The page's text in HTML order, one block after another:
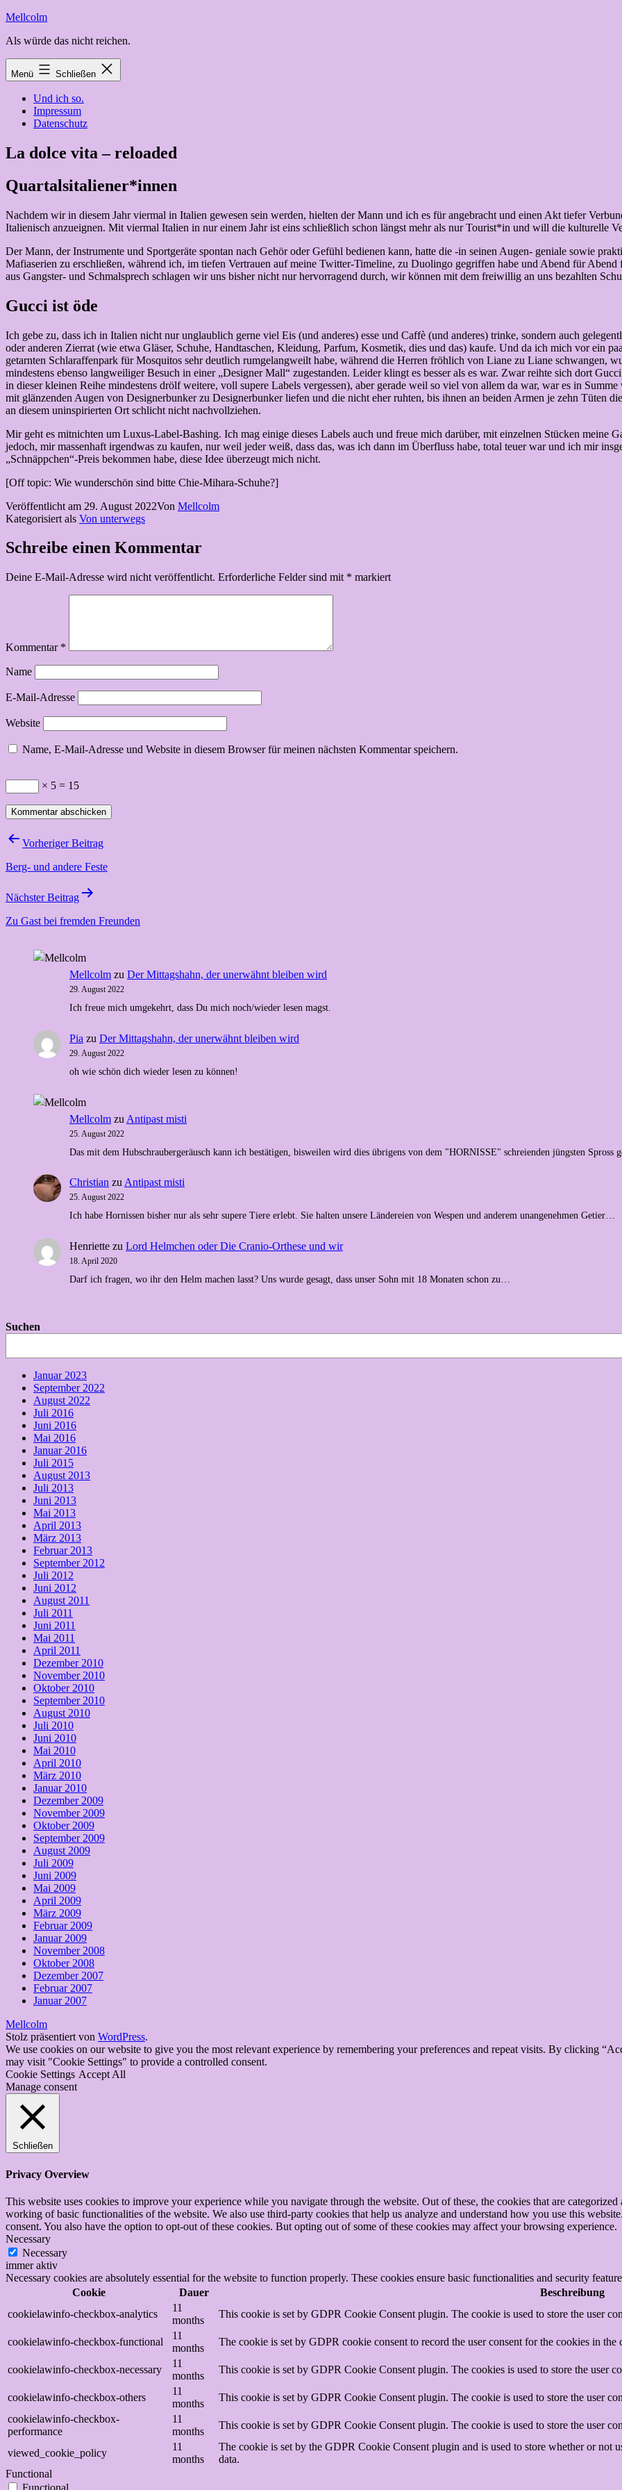
Zum
springen
Mellcolm
Als würde das nicht reichen.
Menü Schließen
Und ich so.
Impressum
Datenschutz
La dolce vita – reloaded
Quartalsitaliener*innen
Nachdem wir in diesem Jahr viermal in Italien gewesen sein werden, hielten der Mann und ich es für angebracht und einen Akt tiefer
Italienisch anzueignen. Mit viermal Italien in nur einem Jahr ist eins schließlich schon längst mehr als nur Tourist*in und will die kulturelle
Der Mann, der Instrumente und Sportgeräte spontan nach Gehör oder Gefühl bedienen kann, hatte die -in seinen Augen- geniale sowie
Mafiaserien zu erschließen, während ich, im tiefen Vertrauen auf meine Twitter-Timeline, zu Duolingo gegriffen habe und Abend für
aus Gangster- und Schmalsprech schlagen wir uns bisher nicht nur hervorragend durch, wir können mit dem freiwillig an uns bezahlten
Gucci ist öde
Ich gebe zu, dass ich in Italien nicht nur unglaublich gerne viel Eis (und anderes) esse und Caffè (und anderes) trinke, sondern auch
oder anderen Zierrat (wie etwa Gläser, Schuhe, Handtaschen, Kleidung, Parfum, Kosmetik, dies und das) kaufe. Und da ich mich vor ein
getarnten Schlaraffenpark für Mosquitos sehr deutlich rumgelangweilt habe, während die Herren fröhlich von Liane zu Liane schwangen,
mindestens ebenso langweiliger Besuch in einer „Designer Mall“ zugestanden. Leider klingt es besser als es war. Zwar reihte sich dort
in dieser kleinen Reihe mindestens drölf weitere, voll supere Labels vergessen), aber gerade weil so viel von allem da war, war es in
mit glänzenden Augen von Designerbunker zu Designerbunker liefen und die nicht eher ruhten, bis ihnen an beiden Armen je zehn Tüten
an diesem uninspirierten Ort schlicht nicht nachvollziehen.
Mir geht es mitnichten um Luxus-Label-Bashing. Ich mag einige dieses Labels auch und freue mich darüber, mit einzelnen Stücken meine
jedoch, mir massenhaft irgendwas zu kaufen, nur weil jeder weiß, dass das, was ich dann im Überfluss habe, total teuer war und ich mir
„Schnäppchen“-Preis bekommen habe, diese Idee überzeugt mich nicht.
[Off topic: Wie wunderschön sind bitte Chie-Mihara-Schuhe?]
Veröffentlicht am 29. August 2022Von Mellcolm
Kategorisiert als Von unterwegs
Schreibe einen Kommentar
Deine E-Mail-Adresse wird nicht veröffentlicht. Erforderliche Felder sind mit * markiert
Kommentar *
Name
E-Mail-Adresse
Website
Name, E-Mail-Adresse und Website in diesem Browser für meinen nächsten Kommentar speichern.
× 5 = 15
Beitragsnavigation
Vorheriger Beitrag
Berg- und andere Feste
Nächster Beitrag
Zu Gast bei fremden Freunden
Mellcolm zu Der Mittagshahn, der unerwähnt bleiben wird
29. August 2022
Ich freue mich umgekehrt, dass Du mich noch/wieder lesen magst.
Pia zu Der Mittagshahn, der unerwähnt bleiben wird
29. August 2022
oh wie schön dich wieder lesen zu können!
Mellcolm zu Antipast misti
25. August 2022
Das mit dem Hubschraubergeräusch kann ich bestätigen, bisweilen wird dies übrigens von dem "HORNISSE" schreienden jüngsten Spross
Christian zu Antipast misti
25. August 2022
Ich habe Hornissen bisher nur als sehr supere Tiere erlebt. Sie halten unsere Ländereien von Wespen und anderem unangenehmen Getier…
Henriette zu Lord Helmchen oder Die Cranio-Orthese und wir
18. April 2020
Darf ich fragen, wo ihr den Helm machen lasst? Uns wurde gesagt, dass unser Sohn mit 18 Monaten schon zu…
Suchen
Januar 2023
September 2022
August 2022
Juli 2016
Juni 2016
Mai 2016
Januar 2016
Juli 2015
August 2013
Juli 2013
Juni 2013
Mai 2013
April 2013
März 2013
Februar 2013
September 2012
Juli 2012
Juni 2012
August 2011
Juli 2011
Juni 2011
Mai 2011
April 2011
Dezember 2010
November 2010
Oktober 2010
September 2010
August 2010
Juli 2010
Juni 2010
Mai 2010
April 2010
März 2010
Januar 2010
Dezember 2009
November 2009
Oktober 2009
September 2009
August 2009
Juli 2009
Juni 2009
Mai 2009
April 2009
März 2009
Februar 2009
Januar 2009
November 2008
Oktober 2008
Dezember 2007
Februar 2007
Januar 2007
Mellcolm
Stolz präsentiert von WordPress.
We use cookies on our website to give you the most relevant experience by remembering your preferences and repeat visits. By clicking
may visit "Cookie Settings" to provide a controlled consent.
Cookie Settings Accept All
Manage consent
Schließen
Privacy Overview
This website uses cookies to improve your experience while you navigate through the website. Out of these, the cookies that are categorized
working of basic functionalities of the website. We also use third-party cookies that help us analyze and understand how you use this
consent. You also have the option to opt-out of these cookies. But opting out of some of these cookies may affect your browsing experience.
Necessary
Necessary
immer aktiv
Necessary cookies are absolutely essential for the website to function properly. These cookies ensure basic functionalities and security
Cookie
Dauer
Beschreibung
cookielawinfo-checkbox-analytics
11
months
This cookie is set by GDPR Cookie Consent plugin. The cookie is used to store the user
cookielawinfo-checkbox-functional
11
months
The cookie is set by GDPR cookie consent to record the user consent for the cookies in
cookielawinfo-checkbox-necessary
11
months
This cookie is set by GDPR Cookie Consent plugin. The cookies is used to store the user
cookielawinfo-checkbox-others
11
months
This cookie is set by GDPR Cookie Consent plugin. The cookie is used to store the user
cookielawinfo-checkbox-
performance
11
months
This cookie is set by GDPR Cookie Consent plugin. The cookie is used to store the user
viewed_cookie_policy
11
months
The cookie is set by the GDPR Cookie Consent plugin and is used to store whether or not
data.
Functional
Functional